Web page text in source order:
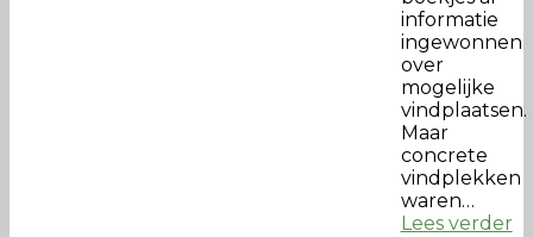
informatie
ingewonnen
over
mogelijke
vindplaatsen.
Maar
concrete
vindplekken
waren…
Lees verder